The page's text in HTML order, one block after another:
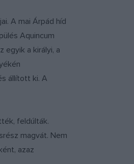
A mai Árpád híd
Aquincum
egyik a királyi, a
állított ki. A
feldúlták.
magvát. Nem
azaz